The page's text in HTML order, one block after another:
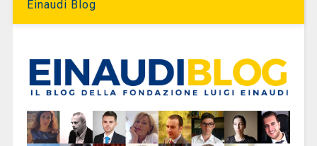
Einaudi Blog